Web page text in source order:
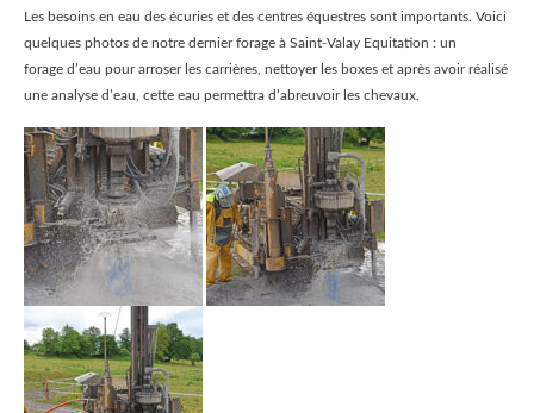
Les besoins en eau des écuries et des centres équestres sont importants. Voici
quelques photos de notre dernier forage à Saint-Valay Equitation : un
forage d’eau pour arroser les carrières, nettoyer les boxes et après avoir réalisé
une analyse d’eau, cette eau permettra d’abreuvoir les chevaux.